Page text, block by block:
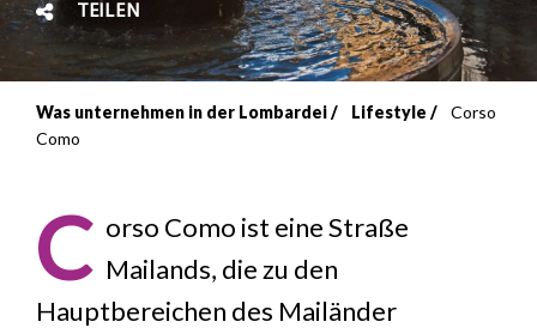
TEILEN
Breadcrumb
Was unternehmen in der Lombardei Lifestyle
Corso
Como
C orso Como ist eine Straße
Mailands, die zu den
Hauptbereichen des Mailänder